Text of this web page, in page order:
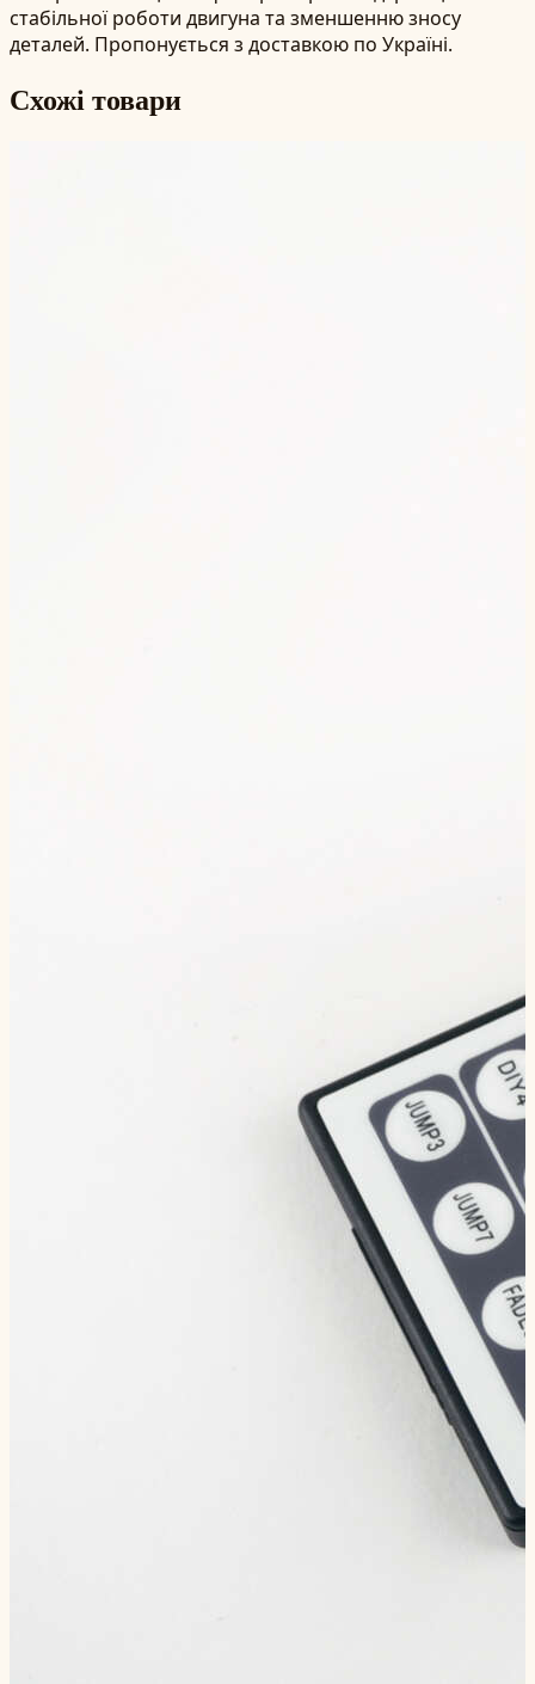
стабільної роботи двигуна та зменшенню зносу
деталей. Пропонується з доставкою по Україні.
Схожі товари